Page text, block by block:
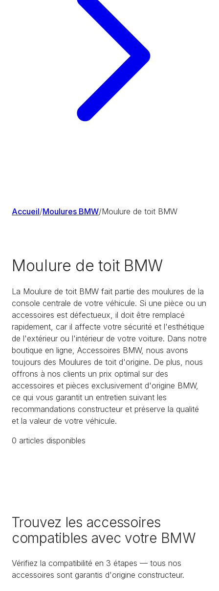
Accueil/Moulures BMW/Moulure de toit BMW
Moulure de toit BMW
La Moulure de toit BMW fait partie des moulures de la
console centrale de votre véhicule. Si une pièce ou un
accessoires est défectueux, il doit être remplacé
rapidement, car il affecte votre sécurité et l'esthétique
de l'extérieur ou l'intérieur de votre voiture. Dans notre
boutique en ligne, Accessoires BMW, nous avons
toujours des Moulures de toit d'origine. De plus, nous
offrons à nos clients un prix optimal sur des
accessoires et pièces exclusivement d'origine BMW,
ce qui vous garantit un entretien suivant les
recommandations constructeur et préserve la qualité
et la valeur de votre véhicule.
0 articles disponibles
Trouvez les accessoires
compatibles avec votre BMW
Vérifiez la compatibilité en 3 étapes — tous nos
accessoires sont garantis d'origine constructeur.